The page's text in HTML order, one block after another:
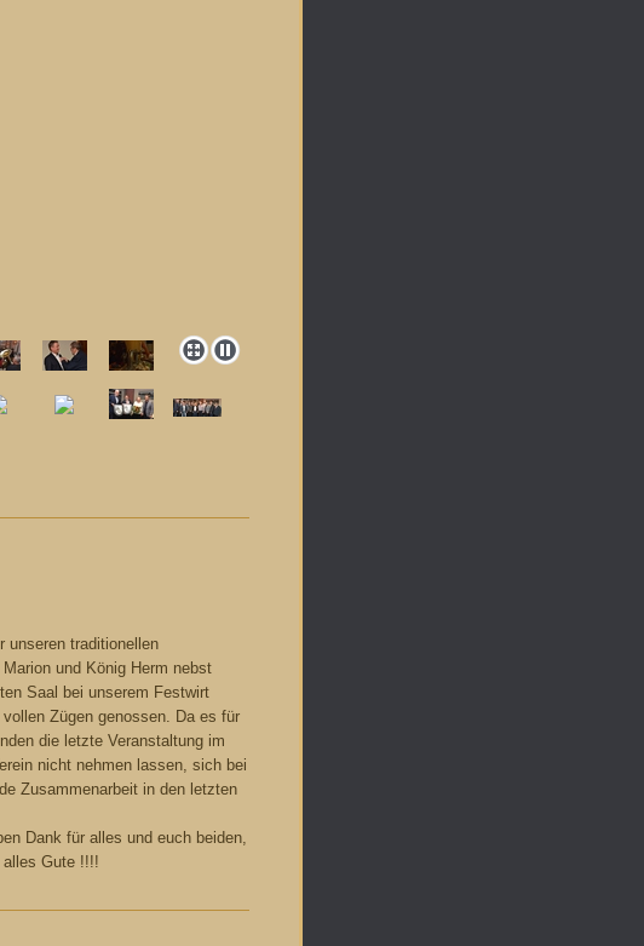
unseren traditionellen
und König Herm nebst
Saal bei unserem Festwirt
Zügen genossen. Da es für
die letzte Veranstaltung im
nicht nehmen lassen, sich bei
Zusammenarbeit in den letzten
Dank für alles und euch beiden,
alles Gute !!!!